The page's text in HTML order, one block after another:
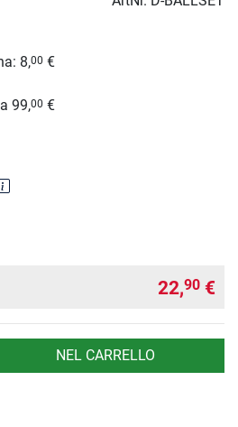
8,00 €
99,00 €
22,90 €
NEL CARRELLO